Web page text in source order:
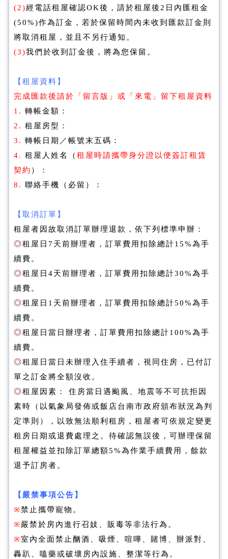
(2)經電話租屋確認OK後，請於租屋後2日內匯租金
(50%)作為訂金，若於保留時間內未收到匯款訂金則
將取消租屋，並且不另行通知。
(3)我們於收到訂金後，將為您保留。
【租屋資料】
完成匯款後請於「留言版」或「來電」留下租屋資料
1. 轉帳金額：
2. 租屋房型：
3. 轉帳日期／帳號末五碼：
4. 租屋人姓名（ 租屋時請攜帶身分證以便簽訂租賃
契約 ）：
8. 聯絡手機（必留）：
【 取消訂單】
租屋者因故取消訂單辦理退款，依下列標準申辦：
◎租屋日7天前辦理者，訂單費用扣除總計15%為手
續費。
◎租屋日4天前辦理者，訂單費用扣除總計30%為手
續費。
◎租屋日1天前辦理者，訂單費用扣除總計50%為手
續費。
◎租屋日當日辦理者，訂單費用扣除總計100%為手
續費。
◎租屋日當日未辦理入住手續者，視同住房，已付訂
單之訂金將全額沒收。
◎租屋因素： 住房當日遇颱風、地震等不可抗拒因
素時（以氣象局發佈或飯店台南市政府頒布狀況為判
定準則），以致無法順利租房，租屋者可依規定變更
租房日期或退費處理之。待確認無誤後，可辦理保留
租屋權益並扣除訂單總額5%為作業手續費用，餘款
退予訂房者。
【嚴禁事項公告】
※禁止攜帶寵物。
※嚴禁於房內進行召妓、販毒等非法行為。
※室內全面禁止酗酒、吸煙、喧嘩、賭博、辦派對、
轟趴、嗑藥或破壞房內設施、整潔等行為。